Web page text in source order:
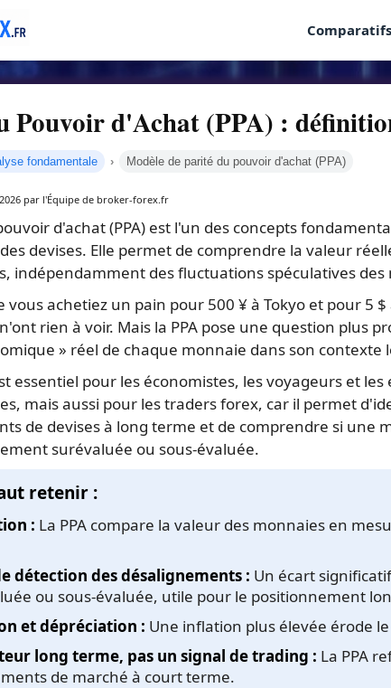
Comparatifs
Pouvoir d'Achat (PPA) :
fondamentale Modèle de parité du pouvoir d'achat (PPA)
par l'Équipe de broker-forex.fr
d'achat (PPA) est l'un des concepts
devises. Elle permet de comprendre la valeur
indépendamment des fluctuations spéculatives des
vous achetiez un pain pour 500 ¥ à Tokyo et pour 5
rien à voir. Mais la PPA pose une question plus
» réel de chaque monnaie dans son contexte
essentiel pour les économistes, les voyageurs et
mais aussi pour les traders forex, car il permet
de devises à long terme et de comprendre si une
surévaluée ou sous-évaluée.
retenir :
: La PPA compare la valeur des monnaies en
détection des désalignements : Un écart
ou sous-évaluée, utile pour le positionnement
et dépréciation : Une inflation plus élevée érode
long terme, pas un signal de trading : La PPA
de marché à court terme.